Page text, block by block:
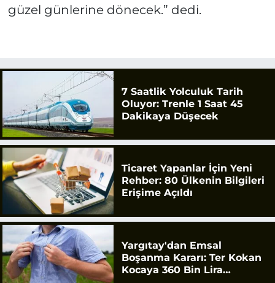
güzel günlerine dönecek.” dedi.
7 Saatlik Yolculuk Tarih
Oluyor: Trenle 1 Saat 45
Dakikaya Düşecek
Ticaret Yapanlar İçin Yeni
Rehber: 80 Ülkenin Bilgileri
Erişime Açıldı
Yargıtay'dan Emsal
Boşanma Kararı: Ter Kokan
Kocaya 360 Bin Lira